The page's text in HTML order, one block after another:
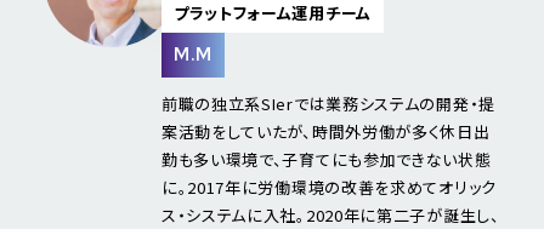
プラットフォーム運用チーム
M.M
前職の独立系SIerでは業務システムの開発・提
案活動をしていたが、時間外労働が多く休日出
勤も多い環境で、子育てにも参加できない状態
に。2017年に労働環境の改善を求めてオリック
ス・システムに入社。2020年に第二子が誕生し、